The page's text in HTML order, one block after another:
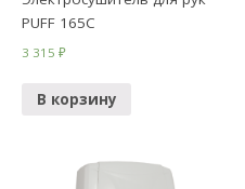
PUFF 165C
3 315₽
В корзину